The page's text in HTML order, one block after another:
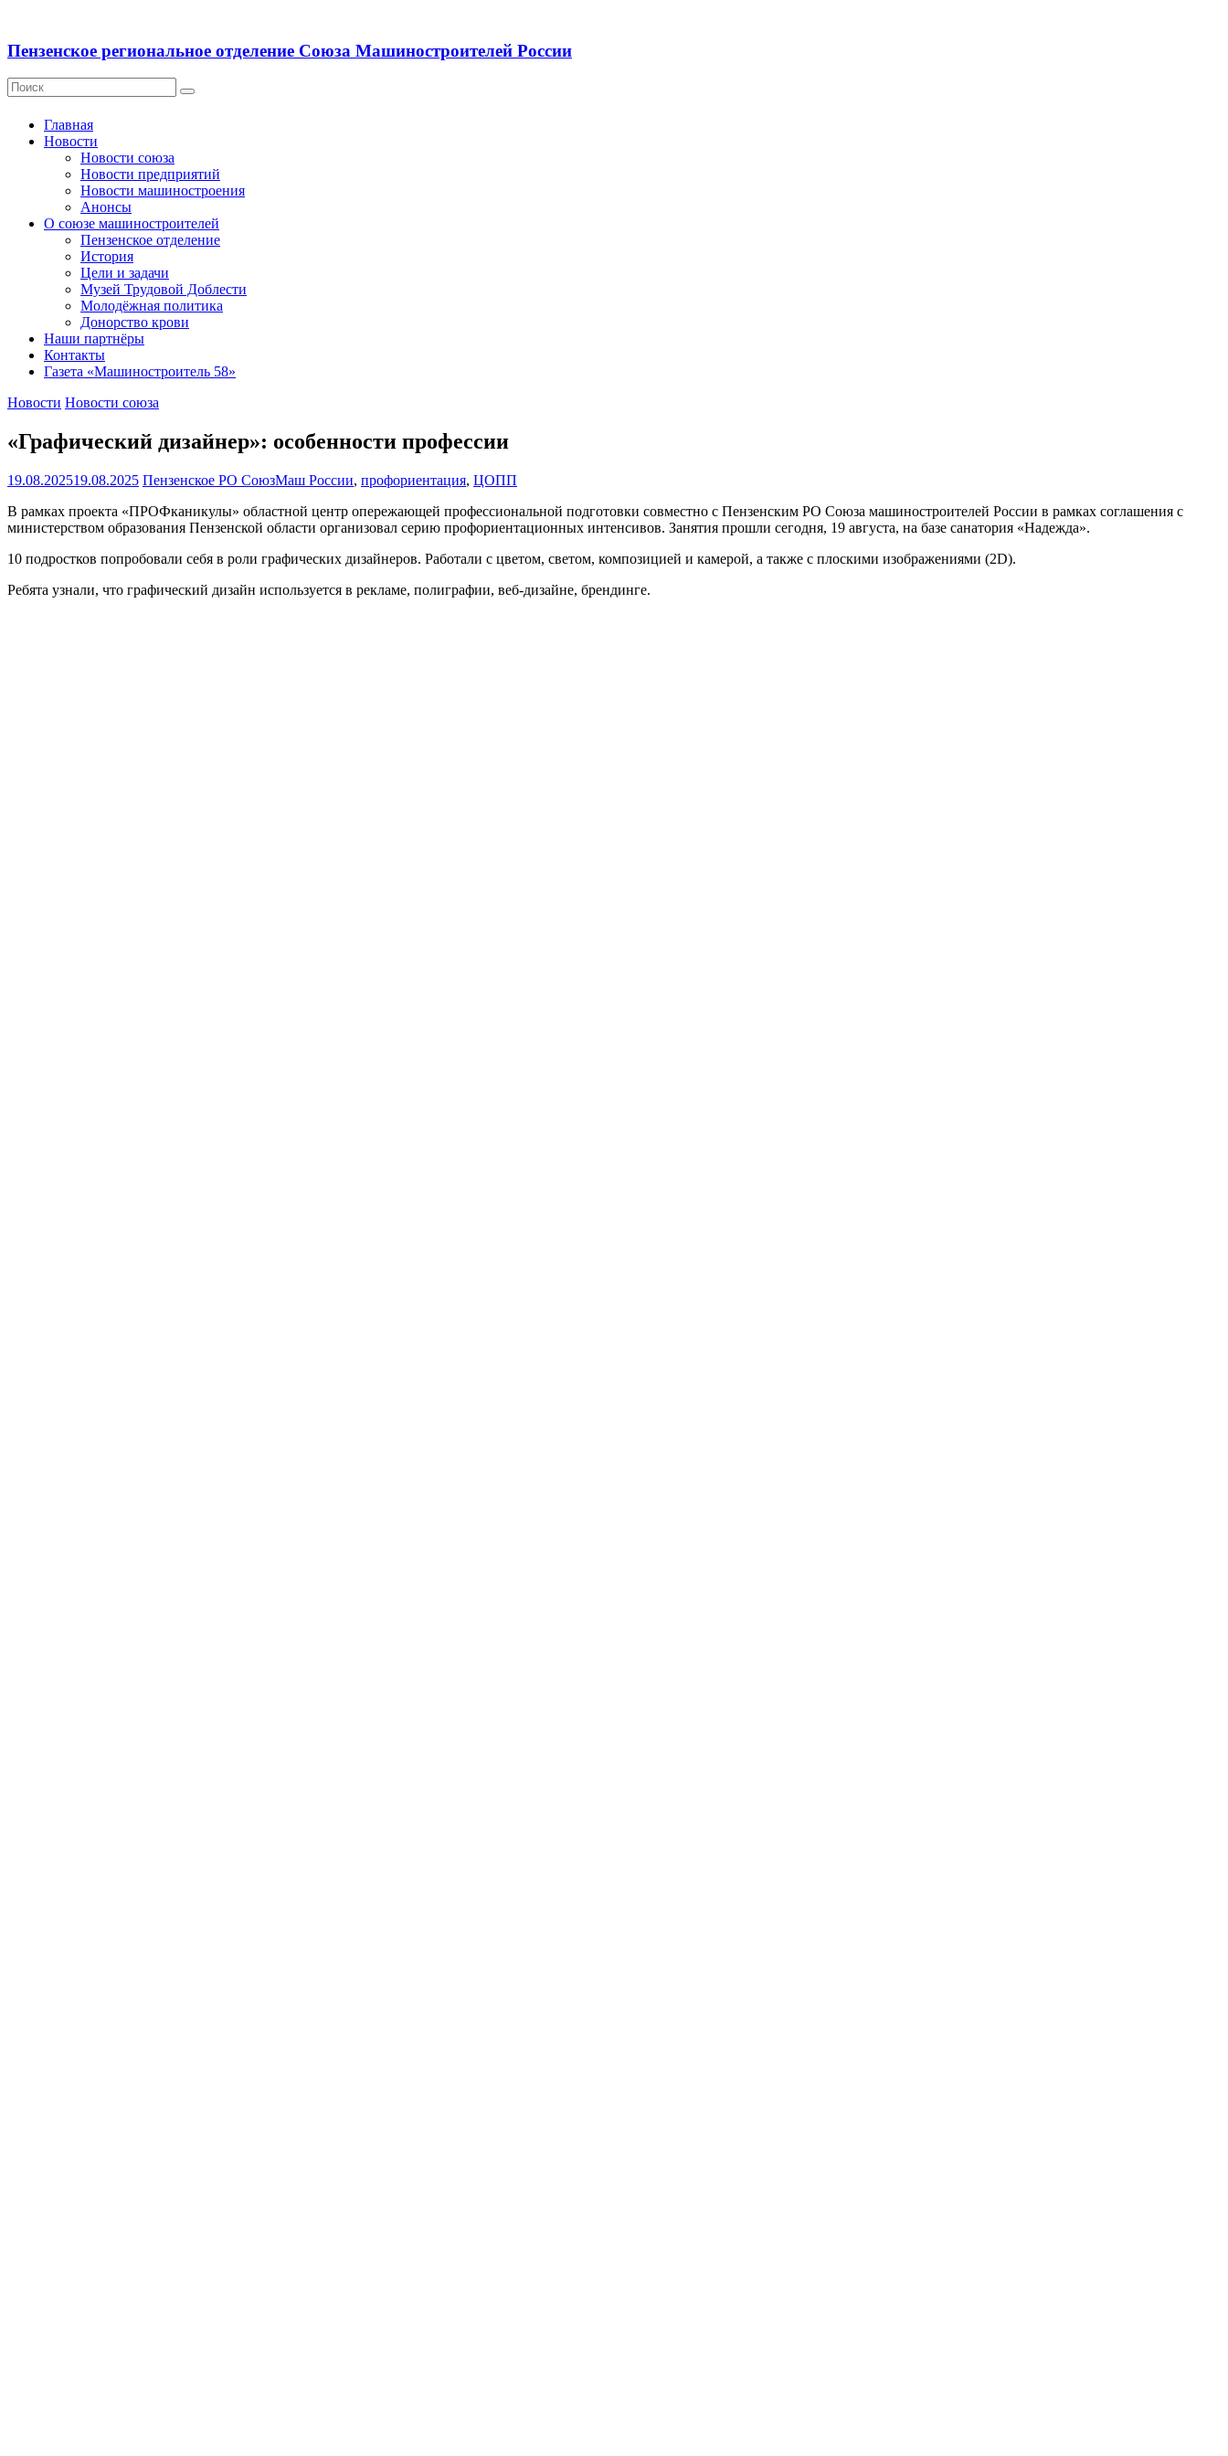
Пензенское региональное отделение Союза Машиностроителей России
Главная
Новости
Новости союза
Новости предприятий
Новости машиностроения
Анонсы
О союзе машиностроителей
Пензенское отделение
История
Цели и задачи
Музей Трудовой Доблести
Молодёжная политика
Донорство крови
Наши партнёры
Контакты
Газета «Машиностроитель 58»
Новости Новости союза
«Графический дизайнер»: особенности профессии
19.08.202519.08.2025 Пензенское РО СоюзМаш России, профориентация, ЦОПП
В рамках проекта «ПРОФканикулы» областной центр опережающей профессиональной подготовки совместно с Пензенским РО Союза машиностроителей России в рамках соглашения с
министерством образования Пензенской области организовал серию профориентационных интенсивов. Занятия прошли сегодня, 19 августа, на базе санатория «Надежда».
10 подростков попробовали себя в роли графических дизайнеров. Работали с цветом, светом, композицией и камерой, а также с плоскими изображениями (2D).
Ребята узнали, что графический дизайн используется в рекламе, полиграфии, веб-дизайне, брендинге.